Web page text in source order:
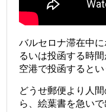
バルセロナ滞在中
るいは投函する時
空港で投函するとい
どうせ郵便より人
ら、絵葉書を急い